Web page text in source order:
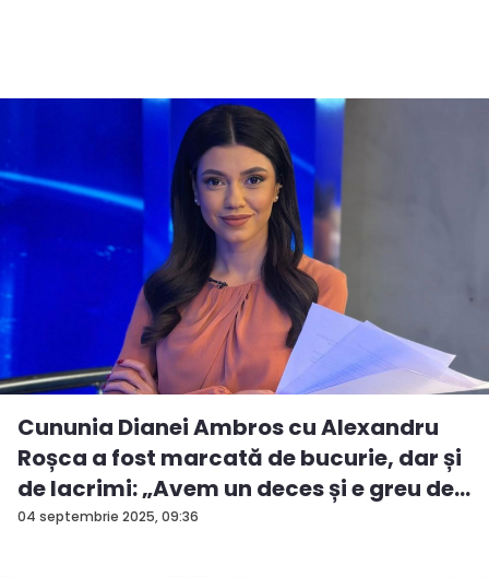
04 septembrie 2025, 09:36
Cununia Dianei Ambros cu Alexandru
Roșca a fost marcată de bucurie, dar și
de lacrimi: „Avem un deces și e greu de...